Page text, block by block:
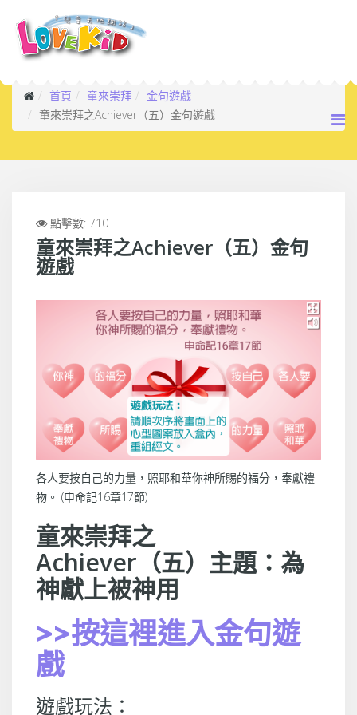
首頁 童來崇拜
金句遊戲
童來崇拜之Achiever（五）金句遊戲
點擊數: 710
童來崇拜之Achiever（五）金句
遊戲
各人要按自己的力量，照耶和華你神所賜的福分，奉獻禮
物。 (申命記16章17節)
童來崇拜之
Achiever（五）主題：為
神獻上被神用
>>按這裡進入金句遊
戲
遊戲玩法：